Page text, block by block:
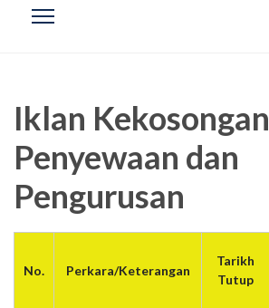
Iklan Kekosongan
Penyewaan dan
Pengurusan
No. Perkara/Keterangan
Tarikh
Tutup